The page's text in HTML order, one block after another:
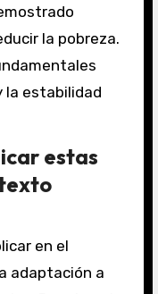
la pobreza.
la estabilidad
estas
en el
adaptación a